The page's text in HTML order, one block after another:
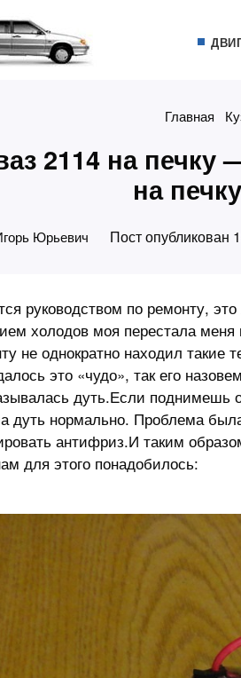
Главная
2114 на
на
Юрьевич Пост опубликован
руководством по ремонту,
холодов моя перестала
не однократно находил такие
это «чудо», так его
дуть.Если поднимешь
дуть нормально. Проблема
антифриз.И таким
для этого понадобилось: